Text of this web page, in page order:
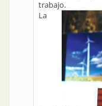
trabajo.
La